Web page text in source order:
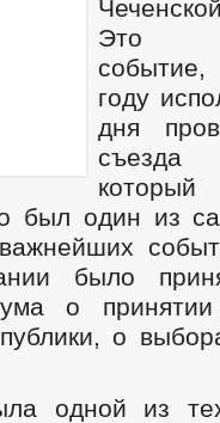
Это
году
дня
был один из
было
о
о
одной из